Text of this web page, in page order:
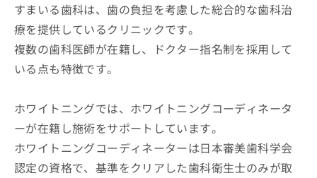
すまいる歯科は、歯の負担を考慮した総合的な歯科治
療を提供しているクリニックです。
複数の歯科医師が在籍し、ドクター指名制を採用して
いる点も特徴です。
ホワイトニングでは、ホワイトニングコーディネータ
ーが在籍し施術をサポートしています。
ホワイトニングコーディネーターは日本審美歯科学会
認定の資格で、基準をクリアした歯科衛生士のみが取